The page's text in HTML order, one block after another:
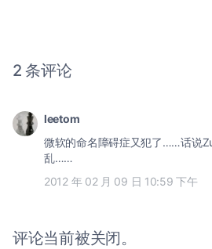
2 条评论
leetom
微软的命名障碍症又犯了……话说
乱……
2012 年 02 月 09 日 10:59 下午
评论当前被关闭。